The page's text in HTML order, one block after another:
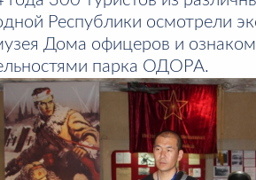
Республики осмотрели
Дома офицеров и
парка ОДОРА.